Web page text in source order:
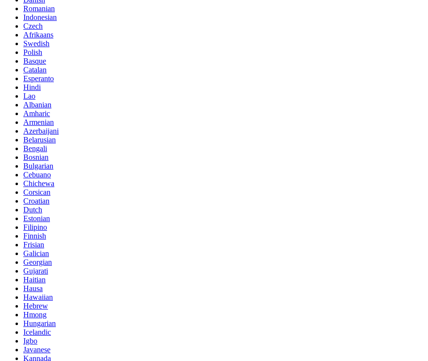
Romanian
Indonesian
Czech
Afrikaans
Swedish
Polish
Basque
Catalan
Esperanto
Hindi
Lao
Albanian
Amharic
Armenian
Azerbaijani
Belarusian
Bengali
Bosnian
Bulgarian
Cebuano
Chichewa
Corsican
Croatian
Dutch
Estonian
Filipino
Finnish
Frisian
Galician
Georgian
Gujarati
Haitian
Hausa
Hawaiian
Hebrew
Hmong
Hungarian
Icelandic
Igbo
Javanese
Kannada